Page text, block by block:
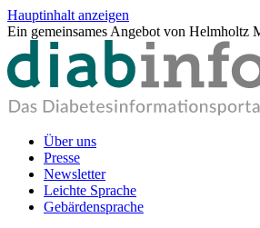
Hauptinhalt anzeigen
Ein gemeinsames Angebot von Helmholtz
Über uns
Presse
Newsletter
Leichte Sprache
Gebärdensprache